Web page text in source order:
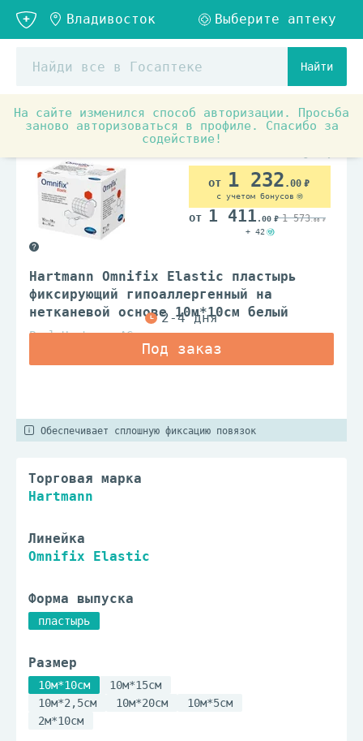
Найти
На сайте изменился способ авторизации. Просьба
заново авторизоваться в профиле. Спасибо за
содействие!
Медицинские товары и ортопедия Материалы для
Hartmann Omnifix Elastic пластырь
фиксирующий гипоаллергенный на
нетканевой основе 10м*10см белый
Paul Hartmann AG
1 232 .00
с учетом бонусов
1 411 .00 1 573.00
+ 42
Обеспечивает сплошную фиксацию повязок
Торговая марка
Hartmann
Линейка
Omnifix Elastic
Форма выпуска
пластырь
Размер
10м*10см
10м*15см
10м*2,5см
10м*20см
10м*5см
2м*10см